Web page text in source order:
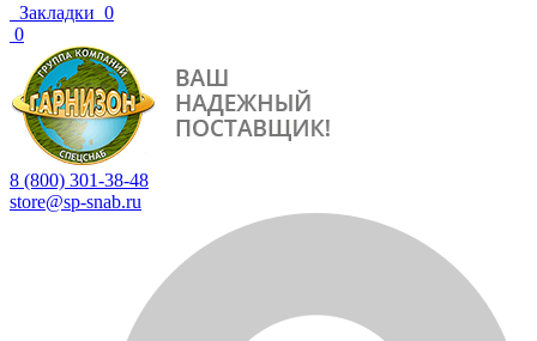
Закладки 0
0
8 (800) 301-38-48
store@sp-snab.ru